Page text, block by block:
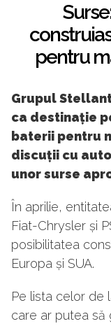
pentru
Grupul
ca destinație
baterii pentru
discuții cu
unor surse
În aprilie,
Fiat-Chrysler și
posibilitatea
Europa și SUA.
Pe lista celor de
care ar putea să